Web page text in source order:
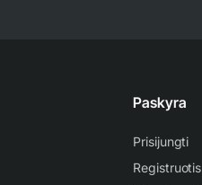
Paskyra
Prisijungti
Registruotis